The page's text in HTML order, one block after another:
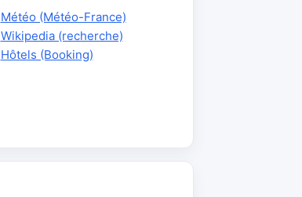
Météo (Météo-France)
Wikipedia (recherche)
Hôtels (Booking)